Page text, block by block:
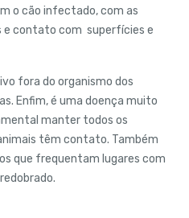
o cão infectado, com as
e contato com superfícies e
fora do organismo dos
Enfim, é uma doença muito
manter todos os
têm contato. Também
que frequentam lugares com